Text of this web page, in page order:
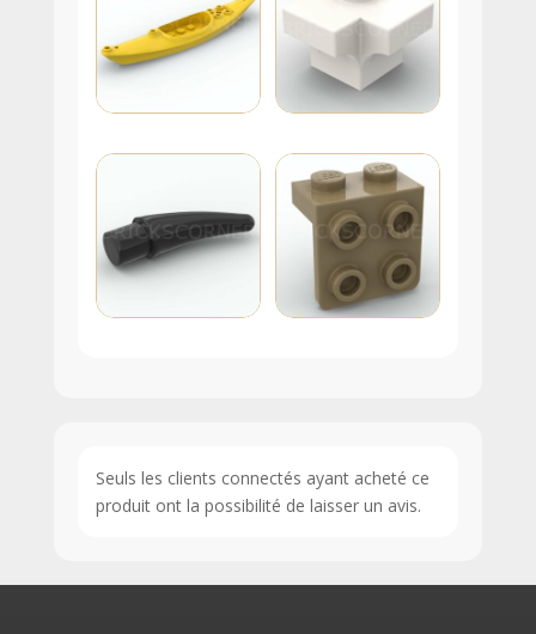
Seuls les clients connectés ayant acheté ce
produit ont la possibilité de laisser un avis.